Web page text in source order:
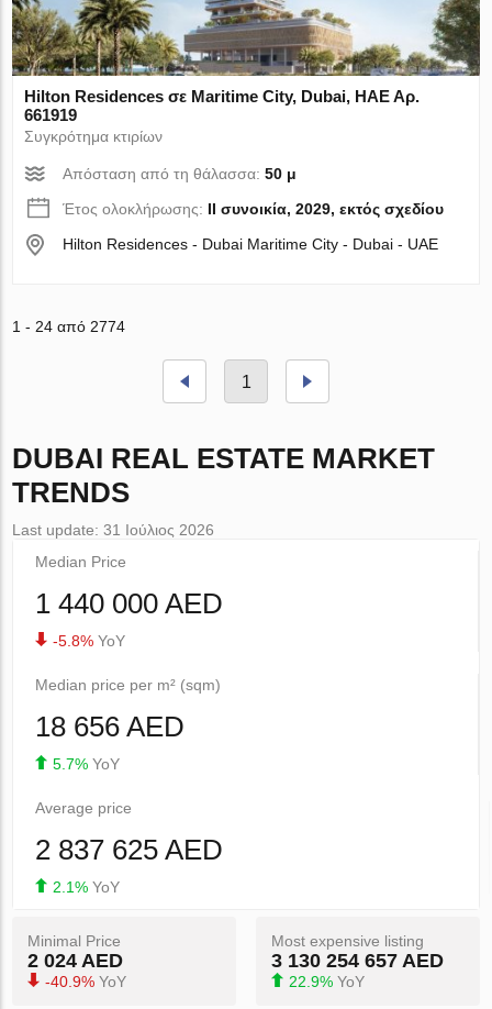
Hilton Residences σε Maritime City, Dubai, ΗΑΕ Αρ.
661919
Συγκρότημα κτιρίων
Απόσταση από τη θάλασσα:50 μ
Έτος ολοκλήρωσης: II συνοικία, 2029, εκτός σχεδίου
Hilton Residences - Dubai Maritime City - Dubai - UAE
1 - 24 από 2774
1
DUBAI REAL ESTATE MARKET
TRENDS
Last update: 31 Ιούλιος 2026
Median Price
1 440 000 AED
-5.8% YoY
Median price per m² (sqm)
18 656 AED
5.7% YoY
Average price
2 837 625 AED
2.1% YoY
Minimal Price
2 024 AED
-40.9% YoY
Most expensive listing
3 130 254 657 AED
22.9% YoY